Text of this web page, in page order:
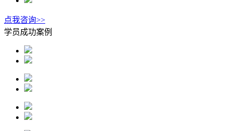
点我咨询>>
学员成功案例